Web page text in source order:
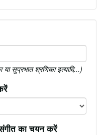
सुप्रभात श्रणिका इत्यादि...)
का चयन करें